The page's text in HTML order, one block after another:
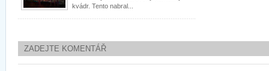
kvádr. Tento nabral...
ZADEJTE KOMENTÁŘ